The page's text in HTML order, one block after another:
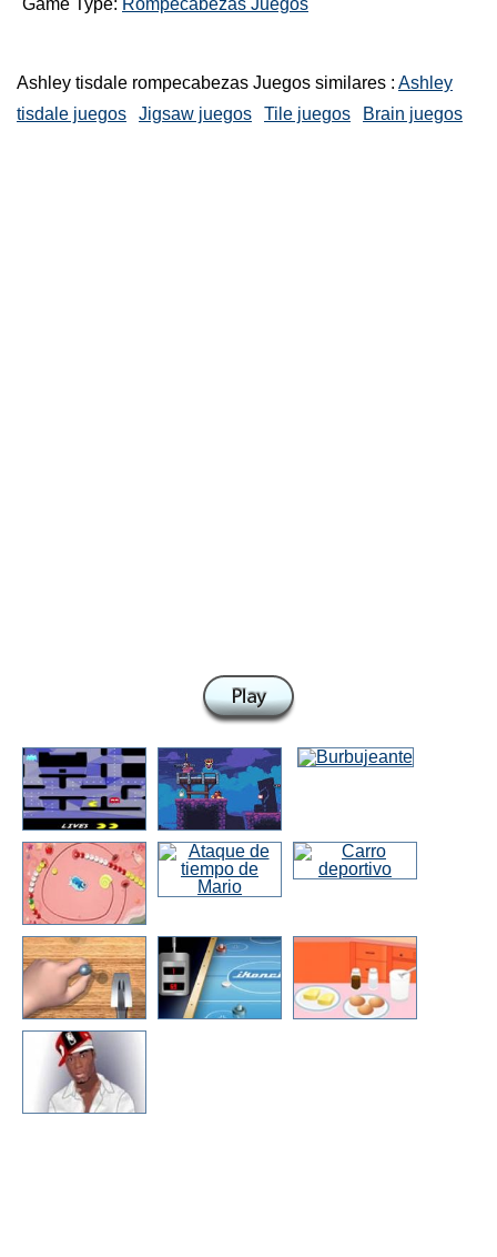
Game Type: Rompecabezas Juegos
Ashley tisdale rompecabezas Juegos similares : Ashley
tisdale juegos
Jigsaw juegos Tile juegos Brain juegos